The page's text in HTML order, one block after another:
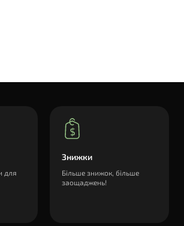
для
Знижки
Більше знижок, більше
заощаджень!